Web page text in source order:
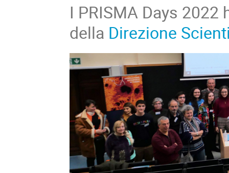
I PRISMA Days
della Direzione